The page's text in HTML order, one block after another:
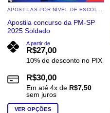
APOSTILAS POR NÍVEL DE ESCOLARIDADE
Apostila concurso da PM-SP
2025 Soldado
A partir de
R$27,00
10% de desconto no PIX
R$30,00
Em até 4x de R$7,50
sem juros
VER OPÇÕES